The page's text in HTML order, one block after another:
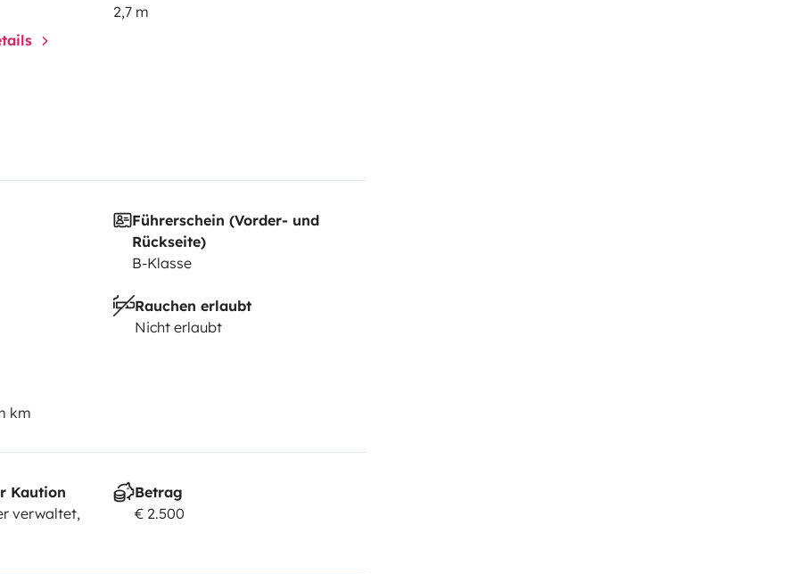
2,7 m
Führerschein (Vorder- und
Rückseite)
B-Klasse
Rauchen erlaubt
Nicht erlaubt
km
Kaution
verwaltet,
Betrag
€ 2.500